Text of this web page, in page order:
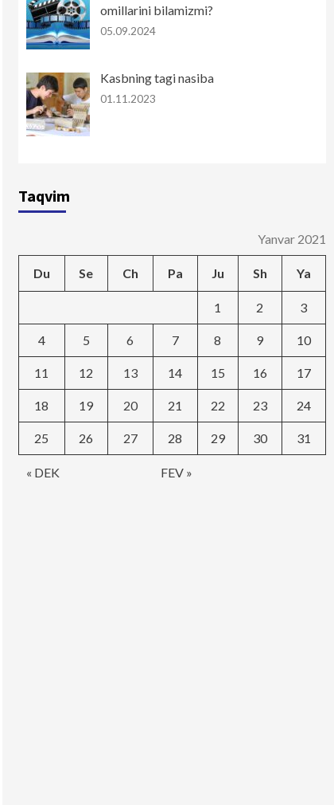
omillarini bilamizmi?
05.09.2024
Kasbning tagi nasiba
01.11.2023
Taqvim
Yanvar 2021
Du Se Ch Pa Ju Sh Ya
« DEK FEV »
1 2 3
4 5 6 7 8 9 10
11 12 13 14 15 16 17
18 19 20 21 22 23 24
25 26 27 28 29 30 31